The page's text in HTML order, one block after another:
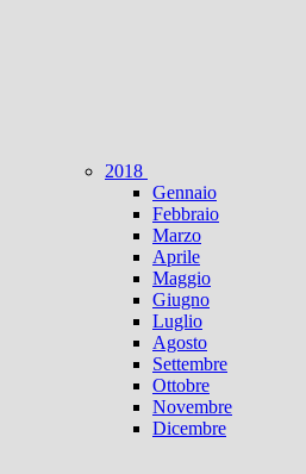
2018
Gennaio
Febbraio
Marzo
Aprile
Maggio
Giugno
Luglio
Agosto
Settembre
Ottobre
Novembre
Dicembre